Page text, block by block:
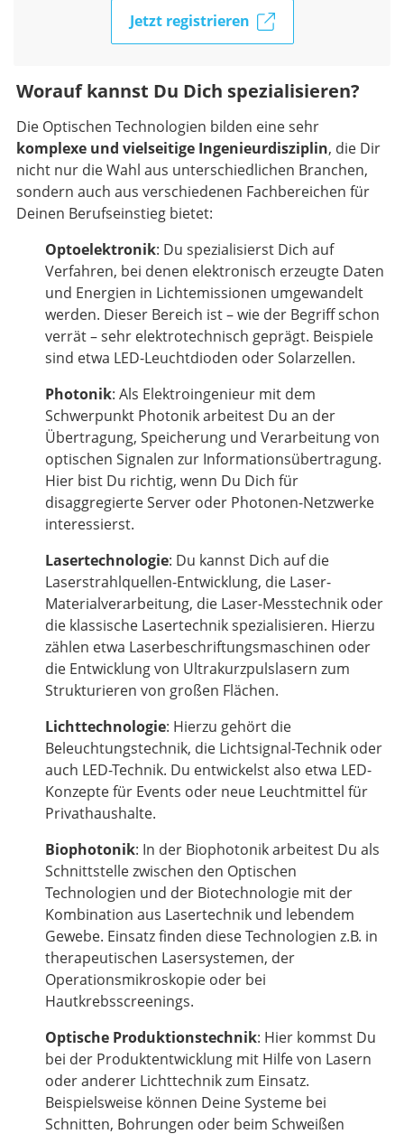
Jetzt registrieren
Worauf kannst Du Dich spezialisieren?
Die Optischen Technologien bilden eine sehr
komplexe und vielseitige Ingenieurdisziplin, die Dir
nicht nur die Wahl aus unterschiedlichen Branchen,
sondern auch aus verschiedenen Fachbereichen für
Deinen Berufseinstieg bietet:
Optoelektronik: Du spezialisierst Dich auf
Verfahren, bei denen elektronisch erzeugte Daten
und Energien in Lichtemissionen umgewandelt
werden. Dieser Bereich ist – wie der Begriff schon
verrät – sehr elektrotechnisch geprägt. Beispiele
sind etwa LED-Leuchtdioden oder Solarzellen.
Photonik: Als Elektroingenieur mit dem
Schwerpunkt Photonik arbeitest Du an der
Übertragung, Speicherung und Verarbeitung von
optischen Signalen zur Informationsübertragung.
Hier bist Du richtig, wenn Du Dich für
disaggregierte Server oder Photonen-Netzwerke
interessierst.
Lasertechnologie: Du kannst Dich auf die
Laserstrahlquellen-Entwicklung, die Laser-
Materialverarbeitung, die Laser-Messtechnik oder
die klassische Lasertechnik spezialisieren. Hierzu
zählen etwa Laserbeschriftungsmaschinen oder
die Entwicklung von Ultrakurzpulslasern zum
Strukturieren von großen Flächen.
Lichttechnologie: Hierzu gehört die
Beleuchtungstechnik, die Lichtsignal-Technik oder
auch LED-Technik. Du entwickelst also etwa LED-
Konzepte für Events oder neue Leuchtmittel für
Privathaushalte.
Biophotonik: In der Biophotonik arbeitest Du als
Schnittstelle zwischen den Optischen
Technologien und der Biotechnologie mit der
Kombination aus Lasertechnik und lebendem
Gewebe. Einsatz finden diese Technologien z.B. in
therapeutischen Lasersystemen, der
Operationsmikroskopie oder bei
Hautkrebsscreenings.
Optische Produktionstechnik: Hier kommst Du
bei der Produktentwicklung mit Hilfe von Lasern
oder anderer Lichttechnik zum Einsatz.
Beispielsweise können Deine Systeme bei
Schnitten, Bohrungen oder beim Schweißen